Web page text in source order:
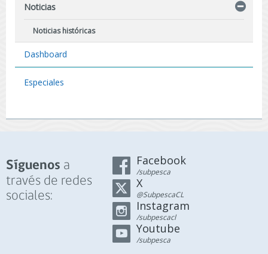
Noticias
Noticias históricas
Dashboard
Especiales
Síguenos a
través de redes
sociales:
Facebook
/subpesca
X
@SubpescaCL
Instagram
/subpescacl
Youtube
/subpesca